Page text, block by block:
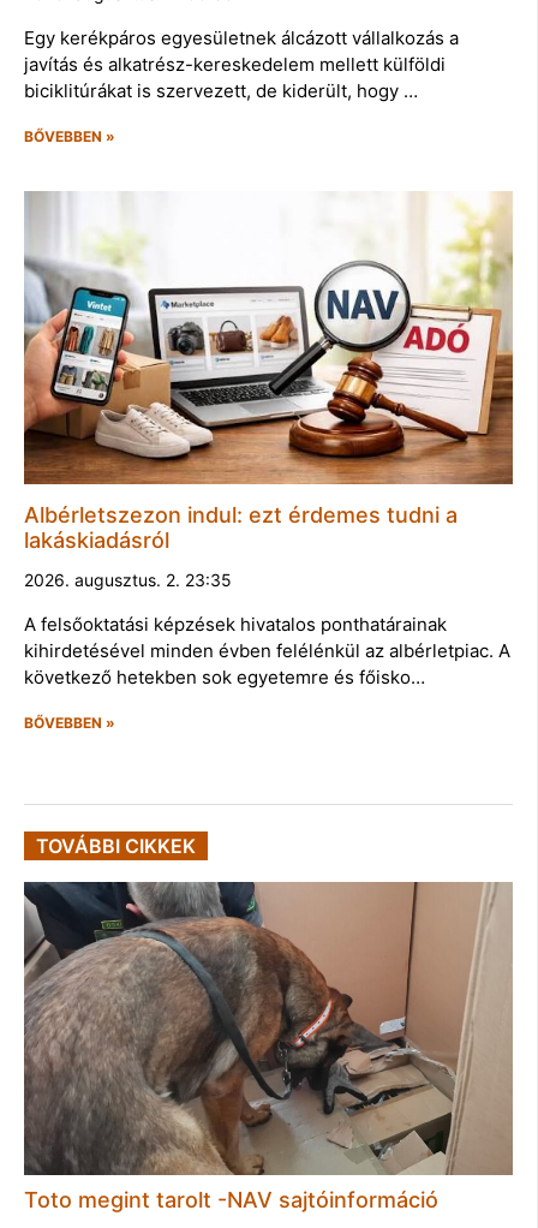
Egy kerékpáros egyesületnek álcázott vállalkozás a
javítás és alkatrész-kereskedelem mellett külföldi
biciklitúrákat is szervezett, de kiderült, hogy …
BŐVEBBEN »
Albérletszezon indul: ezt érdemes tudni a
lakáskiadásról
2026. augusztus. 2. 23:35
A felsőoktatási képzések hivatalos ponthatárainak
kihirdetésével minden évben felélénkül az albérletpiac. A
következő hetekben sok egyetemre és főisko…
BŐVEBBEN »
TOVÁBBI CIKKEK
Toto megint tarolt -NAV sajtóinformáció